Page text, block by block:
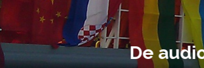
De audiovisuele